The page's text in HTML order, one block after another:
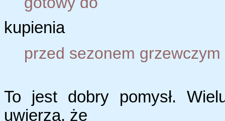
kupienia
przed sezonem grzewczym
To jest dobry pomysł.
uwierzą, że